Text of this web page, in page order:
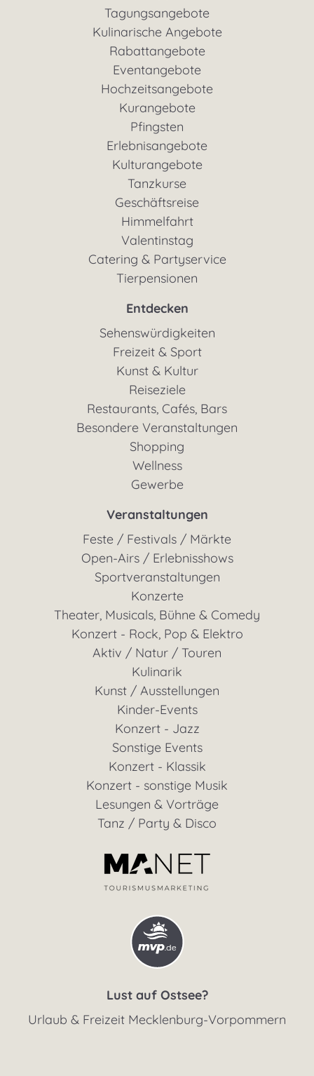
Tagungsangebote
Kulinarische Angebote
Rabattangebote
Eventangebote
Hochzeitsangebote
Kurangebote
Pfingsten
Erlebnisangebote
Kulturangebote
Tanzkurse
Geschäftsreise
Himmelfahrt
Valentinstag
Catering & Partyservice
Tierpensionen
Entdecken
Sehenswürdigkeiten
Freizeit & Sport
Kunst & Kultur
Reiseziele
Restaurants, Cafés, Bars
Besondere Veranstaltungen
Shopping
Wellness
Gewerbe
Veranstaltungen
Feste / Festivals / Märkte
Open-Airs / Erlebnisshows
Sportveranstaltungen
Konzerte
Theater, Musicals, Bühne & Comedy
Konzert - Rock, Pop & Elektro
Aktiv / Natur / Touren
Kulinarik
Kunst / Ausstellungen
Kinder-Events
Konzert - Jazz
Sonstige Events
Konzert - Klassik
Konzert - sonstige Musik
Lesungen & Vorträge
Tanz / Party & Disco
Lust auf Ostsee?
Urlaub & Freizeit Mecklenburg-Vorpommern